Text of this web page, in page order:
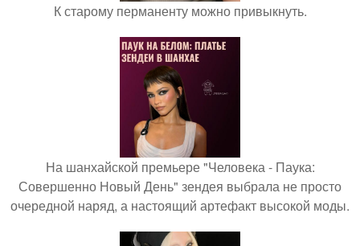
К старому перманенту можно привыкнуть.
На шанхайской премьере "Человека - Паука:
Совершенно Новый День" зендея выбрала не просто
очередной наряд, а настоящий артефакт высокой моды.